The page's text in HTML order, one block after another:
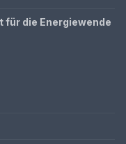
für die Energiewende